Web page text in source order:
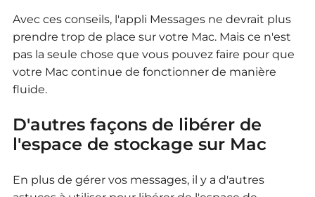
Avec ces conseils, l'appli Messages ne devrait plus
prendre trop de place sur votre Mac. Mais ce n'est
pas la seule chose que vous pouvez faire pour que
votre Mac continue de fonctionner de manière
fluide.
D'autres façons de libérer de
l'espace de stockage sur Mac
En plus de gérer vos messages, il y a d'autres